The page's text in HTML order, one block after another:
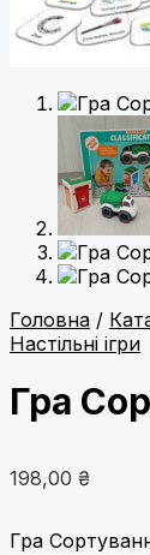
Головна /
Настільні ігри
Гра
198,00 ₴
Гра